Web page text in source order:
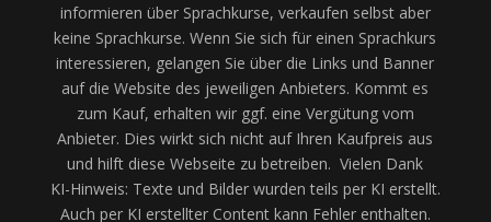
informieren über Sprachkurse, verkaufen selbst aber
keine Sprachkurse. Wenn Sie sich für einen Sprachkurs
interessieren, gelangen Sie über die Links und Banner
auf die Website des jeweiligen Anbieters. Kommt es
zum Kauf, erhalten wir ggf. eine Vergütung vom
Anbieter. Dies wirkt sich nicht auf Ihren Kaufpreis aus
und hilft diese Webseite zu betreiben. Vielen Dank
KI-Hinweis: Texte und Bilder wurden teils per KI erstellt.
Auch per KI erstellter Content kann Fehler enthalten.